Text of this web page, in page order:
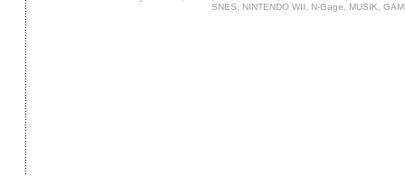
SNES, NINTENDO WII, N-Gage, MUSIK,